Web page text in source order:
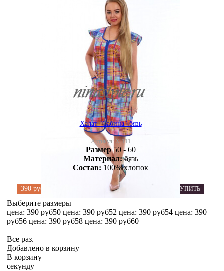
Халат "Сабина" бязь
Артикул: Х-111
Размер 50 - 60
Материал: бязь
Состав: 100% хлопок
390 руб КУПИТЬ
Выберите размеры
цена: 390 руб50 цена: 390 руб52 цена: 390 руб54 цена: 390
руб56 цена: 390 руб58 цена: 390 руб60
Все раз.
Добавлено в корзину
В корзину
секунду